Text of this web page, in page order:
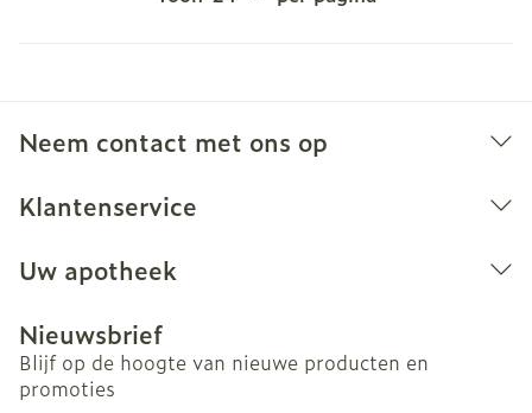
Neem contact met ons op
Klantenservice
Uw apotheek
Nieuwsbrief
Blijf op de hoogte van nieuwe producten en
promoties